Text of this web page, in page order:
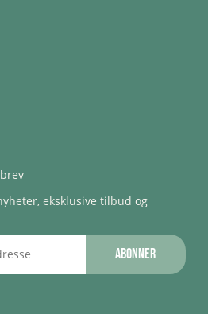
eksklusive tilbud og
Abonner